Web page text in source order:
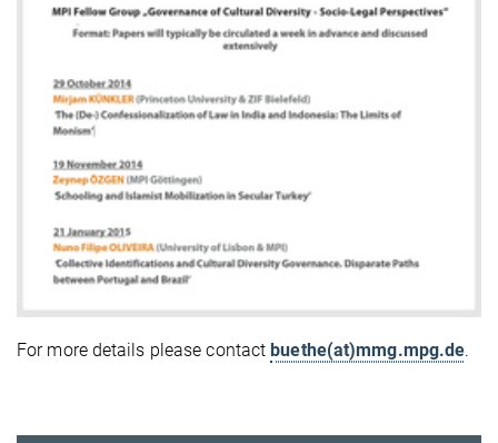
For more details please contactbuethe(at)mmg.mpg.de.